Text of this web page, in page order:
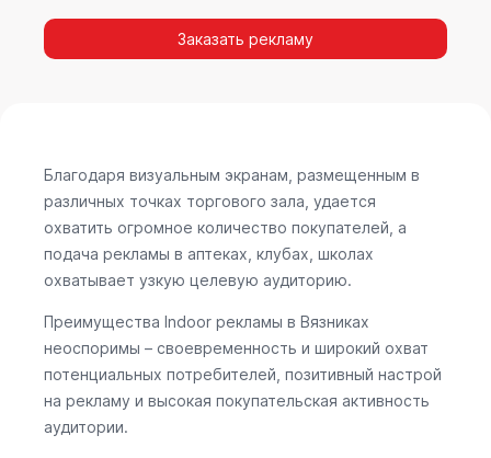
местах продаж, поскольку воздействие на
покупателя в момент выбора товара наиболее
Indoor рекламы.
Заказать рекламу
Благодаря визуальным экранам, размещенным в
различных точках торгового зала, удается
охватить огромное количество покупателей, а
подача рекламы в аптеках, клубах, школах
охватывает узкую целевую аудиторию.
Преимущества Indoor рекламы в Вязниках
неоспоримы – своевременность и широкий охват
потенциальных потребителей, позитивный настрой
на рекламу и высокая покупательская активность
аудитории.